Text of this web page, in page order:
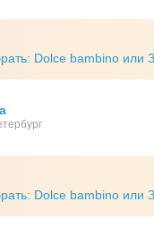
Dolce bambino или
Dolce bambino или